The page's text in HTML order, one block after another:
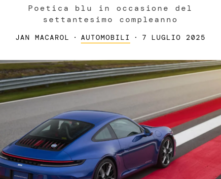
Poetica blu in occasione del
settantesimo compleanno
JAN MACAROL · AUTOMOBILI · 7 LUGLIO 2025